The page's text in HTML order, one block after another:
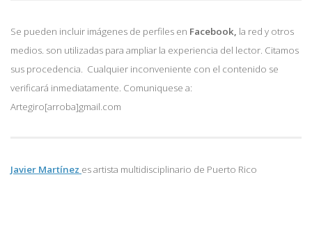
Se pueden incluir imágenes de perfiles en Facebook, la red y otros
medios. son utilizadas para ampliar la experiencia del lector. Citamos
sus procedencia. Cualquier inconveniente con el contenido se
verificará inmediatamente. Comuniquese a:
Artegiro[arroba]gmail.com
Javier Martínez es artista multidisciplinario de Puerto Rico